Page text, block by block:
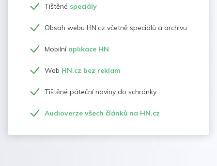
Tištěné speciály
Obsah webu HN.cz včetně speciálů a archivu
Mobilní aplikace HN
Web HN.cz bez reklam
Tištěné páteční noviny do schránky
Audioverze všech článků na HN.cz